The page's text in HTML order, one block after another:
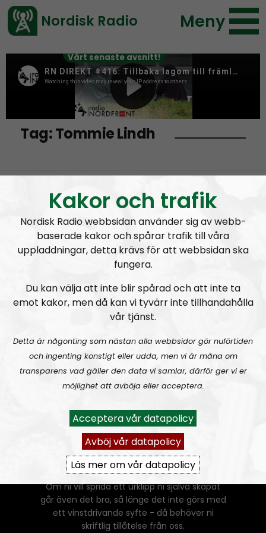
Vårt senaste avsnitt!
Nordisk Radio Meny
Tag:Tommie Lindh
Morgan Johansson tycker att svenskar är
värre än invandrare
Tommie Lindh – Försvarets eventuella
“rasismlinje”
Ansvarig utgivare:Vera Oredsson
Vårdatapolicy
Du får kopiera och sprida vårt material
oförändrat, men uppge oss som källa.
Om ni vill sprida ett urklipp ni själva skapat
går även det bra, så länge det inte görs med
ett vinstdrivande syfte - då behöver ni
skriftlig tillåtelse från oss.
Kakor och trafik
Nordisk Radio webbsidan använder sig av webb-
baserade kakor och spårar trafik till våra
uppladdningar, detta krävs för att webbsidan ska
fungera.
Du kan välja att inte blir spårad och att inte ta
emot kakor, men då kan vi tyvärr inte tillhandahålla
vår tjänst.
Detta är någonting som nästan alla webbsidor gör nuförtiden
och ingenting konstigt eller udda, men vi är måna om
transparens vad gäller den data vi samlar, därför ger vi er
möjlighet att avböja eller acceptera.
Acceptera vår datapolicy
Avböj vår datapolicy
Läs mer om vår datapolicy